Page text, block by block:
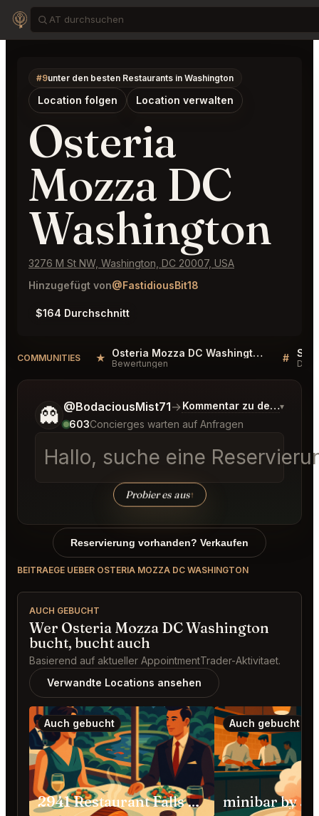
#9unter den besten Restaurants in Washington
Location folgen Location verwalten
Osteria
Mozza DC
Washington
3276 M St NW, Washington, DC 20007, USA
Hinzugefügt von@FastidiousBit18
$164 Durchschnitt
COMMUNITIES ★ Osteria Mozza DC Washington Reviews
Bewertungen #
👻 @BodaciousMist71→Kommentar zu den ▾
603Concierges warten auf Anfragen
Hallo, suche eine
Probier es aus↑
Sag mir noch etwas genauer, was du möchtest.
Reservierung vorhanden? Verkaufen
BEITRAEGE UEBER OSTERIA MOZZA DC WASHINGTON
AUCH GEBUCHT
Wer Osteria Mozza DC Washington
bucht, bucht auch
Basierend auf aktueller AppointmentTrader-Aktivitaet.
Verwandte Locations ansehen
Auch gebucht
2941 Restaurant Falls Church
Auch gebucht